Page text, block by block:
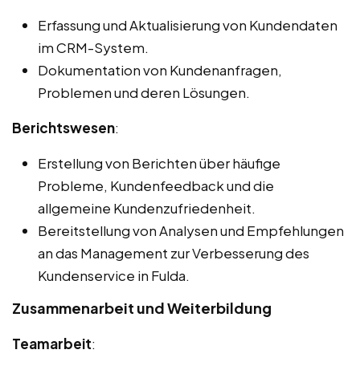
Erfassung und Aktualisierung von Kundendaten
im CRM-System.
Dokumentation von Kundenanfragen,
Problemen und deren Lösungen.
Berichtswesen:
Erstellung von Berichten über häufige
Probleme, Kundenfeedback und die
allgemeine Kundenzufriedenheit.
Bereitstellung von Analysen und Empfehlungen
an das Management zur Verbesserung des
Kundenservice in Fulda.
Zusammenarbeit und Weiterbildung
Teamarbeit: